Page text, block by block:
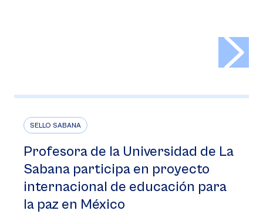
SELLO SABANA
Profesora de la Universidad de La
Sabana participa en proyecto
internacional de educación para
la paz en México